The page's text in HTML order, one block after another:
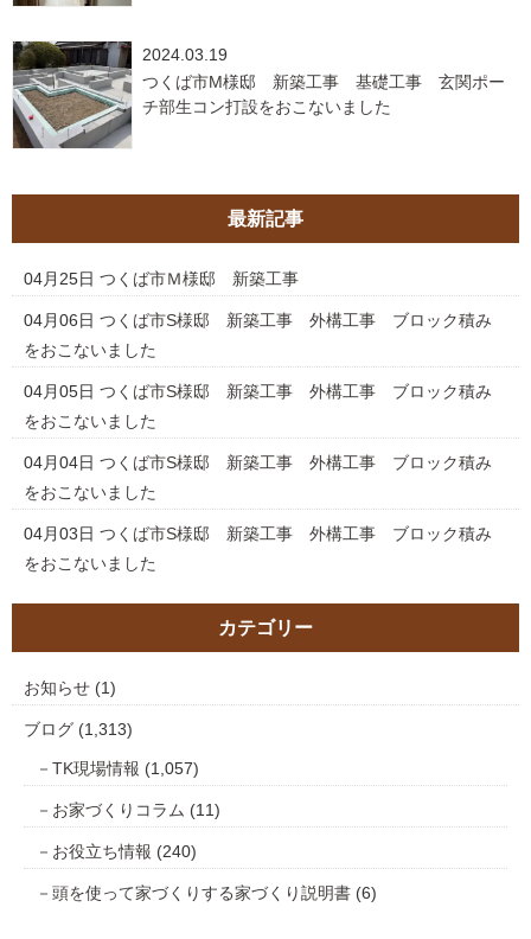
2024.03.19
つくば市M様邸 新築工事 基礎工事 玄関ポー
チ部生コン打設をおこないました
最新記事
04月25日 つくば市Ｍ様邸 新築工事
04月06日 つくば市S様邸 新築工事 外構工事 ブロック積み
をおこないました
04月05日 つくば市S様邸 新築工事 外構工事 ブロック積み
をおこないました
04月04日 つくば市S様邸 新築工事 外構工事 ブロック積み
をおこないました
04月03日 つくば市S様邸 新築工事 外構工事 ブロック積み
をおこないました
カテゴリー
お知らせ (1)
ブログ (1,313)
TK現場情報 (1,057)
お家づくりコラム (11)
お役立ち情報 (240)
頭を使って家づくりする家づくり説明書 (6)